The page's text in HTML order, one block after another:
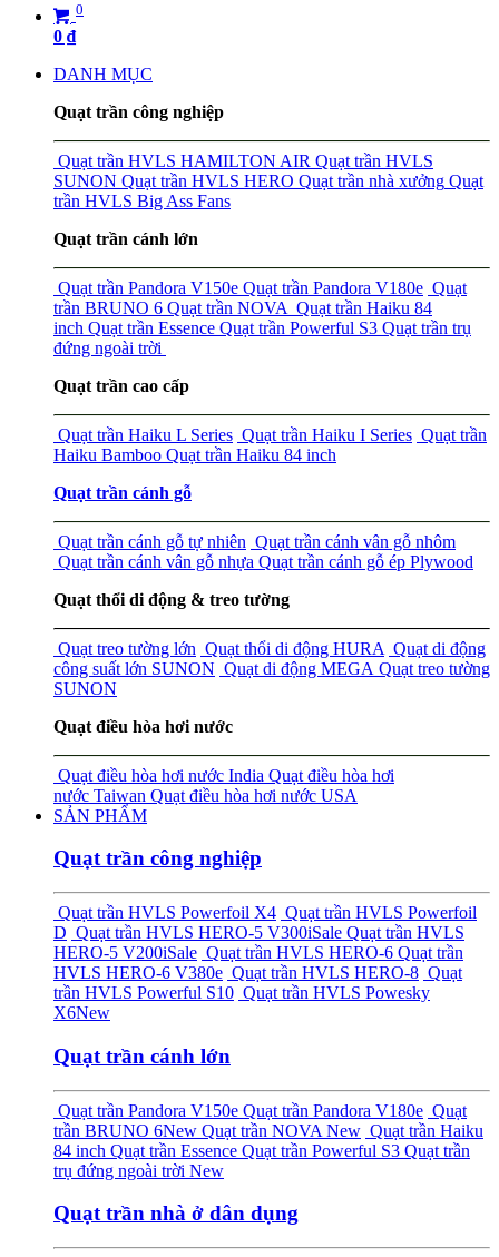
0
0 ₫
DANH MỤC
Quạt trần công nghiệp
Quạt trần HVLS HAMILTON AIR Quạt trần HVLS
SUNON Quạt trần HVLS HERO Quạt trần nhà xưởng Quạt
trần HVLS Big Ass Fans
Quạt trần cánh lớn
Quạt trần Pandora V150e Quạt trần Pandora V180e Quạt
trần BRUNO 6 Quạt trần NOVA Quạt trần Haiku 84
inch Quạt trần Essence Quạt trần Powerful S3 Quạt trần trụ
đứng ngoài trời
Quạt trần cao cấp
Quạt trần Haiku L Series Quạt trần Haiku I Series Quạt trần
Haiku Bamboo Quạt trần Haiku 84 inch
Quạt trần cánh gỗ
Quạt trần cánh gỗ tự nhiên Quạt trần cánh vân gỗ nhôm
Quạt trần cánh vân gỗ nhựa Quạt trần cánh gỗ ép Plywood
Quạt thổi di động & treo tường
Quạt treo tường lớn Quạt thổi di động HURA Quạt di động
công suất lớn SUNON Quạt di động MEGA Quạt treo tường
SUNON
Quạt điều hòa hơi nước
Quạt điều hòa hơi nước India Quạt điều hòa hơi
nước Taiwan Quạt điều hòa hơi nước USA
SẢN PHẨM
Quạt trần công nghiệp
Quạt trần HVLS Powerfoil X4 Quạt trần HVLS Powerfoil
D Quạt trần HVLS HERO-5 V300iSale Quạt trần HVLS
HERO-5 V200iSale Quạt trần HVLS HERO-6 Quạt trần
HVLS HERO-6 V380e Quạt trần HVLS HERO-8 Quạt
trần HVLS Powerful S10 Quạt trần HVLS Powesky
X6New
Quạt trần cánh lớn
Quạt trần Pandora V150e Quạt trần Pandora V180e Quạt
trần BRUNO 6New Quạt trần NOVA New Quạt trần Haiku
84 inch Quạt trần Essence Quạt trần Powerful S3 Quạt trần
trụ đứng ngoài trời New
Quạt trần nhà ở dân dụng